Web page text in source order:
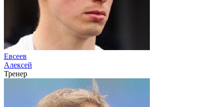
Евсеев
Алексей
Тренер